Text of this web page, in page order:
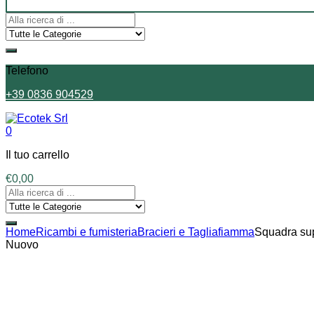
Telefono
+39 0836 904529
0
Il tuo carrello
€0,00
HomeRicambi e fumisteriaBracieri e TagliafiammaSquadra
Nuovo